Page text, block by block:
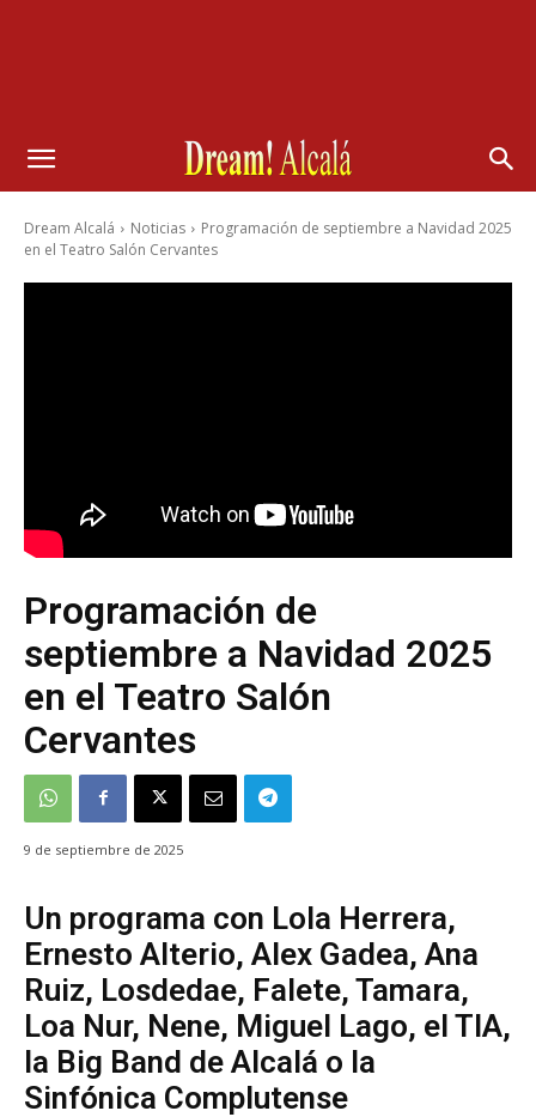
Dream Alcalá Noticias
Programación de septiembre a Navidad 2025
en el Teatro Salón Cervantes
Programación de
septiembre a Navidad 2025
en el Teatro Salón
Cervantes
9 de septiembre de 2025
Un programa con Lola Herrera,
Ernesto Alterio, Alex Gadea, Ana
Ruiz, Losdedae, Falete, Tamara,
Loa Nur, Nene, Miguel Lago, el TIA,
la Big Band de Alcalá o la
Sinfónica Complutense